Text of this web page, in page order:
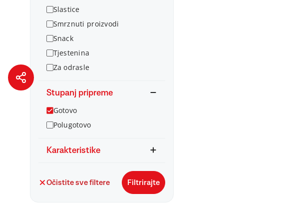
Slastice
Smrznuti proizvodi
Snack
Tjestenina
Za odrasle
Stupanj pripreme
Gotovo
Polugotovo
Karakteristike
Očistite sve filtere Filtrirajte